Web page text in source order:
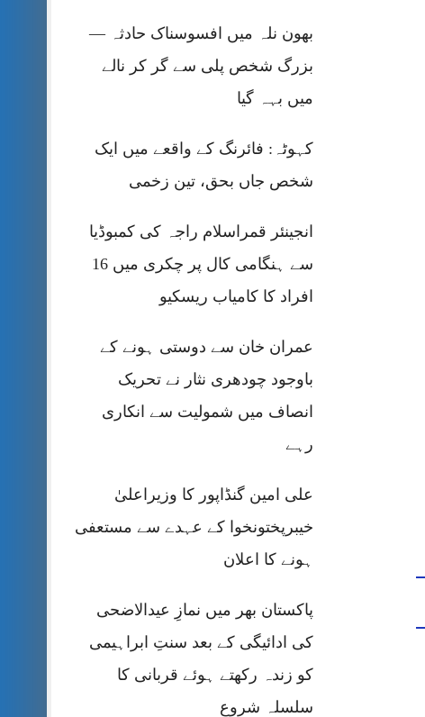
بھون نلہ میں افسوسناک حادثہ —
بزرگ شخص پلی سے گر کر نالے
میں بہہ گیا
کہوٹہ: فائرنگ کے واقعے میں ایک
شخص جاں بحق، تین زخمی
انجینئر قمراسلام راجہ کی کمبوڈیا
سے ہنگامی کال پر چکری میں 16
افراد کا کامیاب ریسکیو
عمران خان سے دوستی ہونے کے
باوجود چودھری نثار نے تحریک
انصاف میں شمولیت سے انکاری
رہے
علی امین گنڈاپور کا وزیراعلیٰ
خیبرپختونخوا کے عہدے سے مستعفی
ہونے کا اعلان
پاکستان بھر میں نمازِ عیدالاضحی
کی ادائیگی کے بعد سنتِ ابراہیمی
کو زندہ رکھتے ہوئے قربانی کا
سلسلہ شروع